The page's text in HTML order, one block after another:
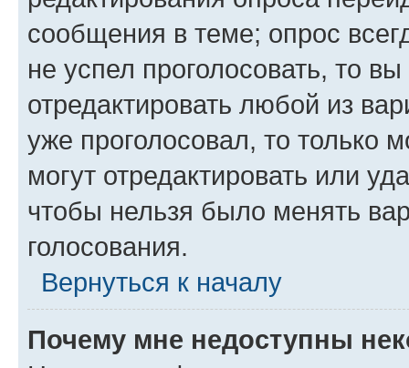
сообщения в теме; опрос
не успел проголосовать, то
отредактировать любой из
уже проголосовал, то только
могут отредактировать или
чтобы нельзя было менять
голосования.
Вернуться к началу
Почему мне недоступны